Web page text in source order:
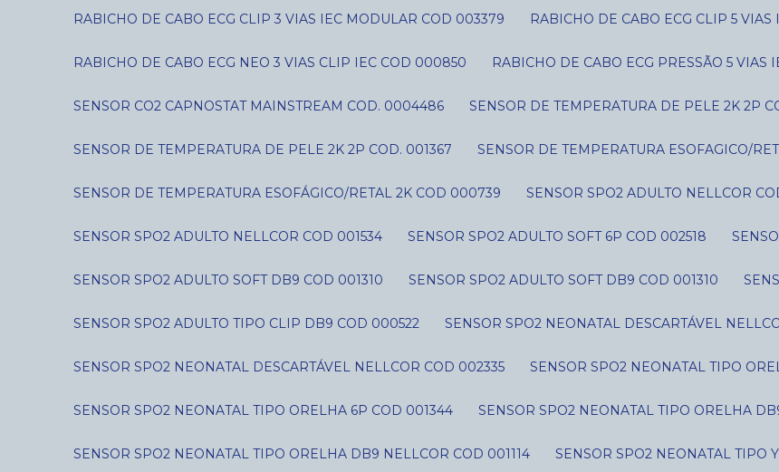
RABICHO DE CABO ECG CLIP 3 VIAS IEC MODULAR COD 003379 RABICHO DE CABO ECG CLIP 5
RABICHO DE CABO ECG NEO 3 VIAS CLIP IEC COD 000850 RABICHO DE CABO ECG PRESSÃO 5
SENSOR CO2 CAPNOSTAT MAINSTREAM COD. 0004486 SENSOR DE TEMPERATURA DE PELE 2K 2P
SENSOR DE TEMPERATURA DE PELE 2K 2P COD. 001367 SENSOR DE TEMPERATURA ESOFAGICO/
SENSOR DE TEMPERATURA ESOFÁGICO/RETAL 2K COD 000739 SENSOR SPO2 ADULTO NELLCOR
SENSOR SPO2 ADULTO NELLCOR COD 001534 SENSOR SPO2 ADULTO SOFT 6P COD 002518
SENSOR SPO2 ADULTO SOFT DB9 COD 001310 SENSOR SPO2 ADULTO SOFT DB9 COD 001310
SENSOR SPO2 ADULTO TIPO CLIP DB9 COD 000522 SENSOR SPO2 NEONATAL DESCARTÁVEL
SENSOR SPO2 NEONATAL DESCARTÁVEL NELLCOR COD 002335 SENSOR SPO2 NEONATAL TIPO
SENSOR SPO2 NEONATAL TIPO ORELHA 6P COD 001344 SENSOR SPO2 NEONATAL TIPO ORELHA
SENSOR SPO2 NEONATAL TIPO ORELHA DB9 NELLCOR COD 001114 SENSOR SPO2 NEONATAL TIPO